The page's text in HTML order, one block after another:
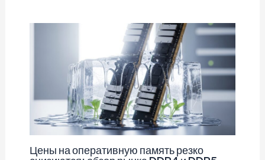
Цены на оперативную память резко